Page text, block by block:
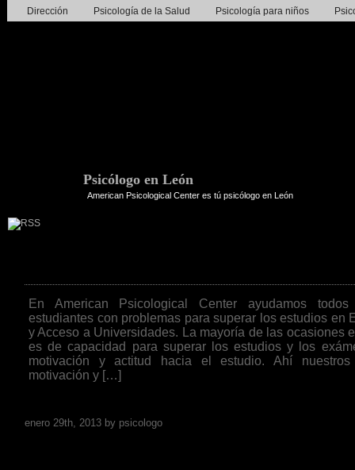
Dirección Psicología de la Salud Psicología para niños
Psicólogo en León
American Psicological Center es tú psicólogo en León
En American Psicological Center ayudamos
estudiantes con problemas para superar los estudios en
y Acceso a Universidades. La mayoría de las ocasiones
es de capacidad para superar los estudios y los
motivación y actitud hacia el estudio. Ahí nuestros
motivación y […]
enero 29th, 2013 by psicologo